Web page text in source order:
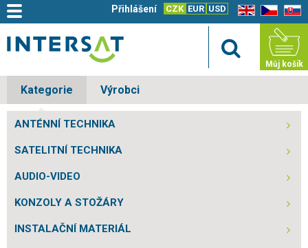
EN CZ SK
CZK EUR USD
Přihlášení
Můj košík
Kategorie Výrobci
ANTÉNNÍ TECHNIKA
SATELITNÍ TECHNIKA
AUDIO-VIDEO
KONZOLY A STOŽÁRY
INSTALAČNÍ MATERIÁL